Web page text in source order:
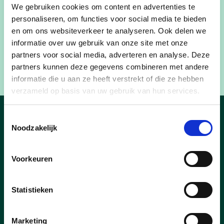
We gebruiken cookies om content en advertenties te
personaliseren, om functies voor social media te bieden
en om ons websiteverkeer te analyseren. Ook delen we
informatie over uw gebruik van onze site met onze
partners voor social media, adverteren en analyse. Deze
partners kunnen deze gegevens combineren met andere
informatie die u aan ze heeft verstrekt of die ze hebben
verzameld op basis van uw gebruik van hun services.
Noodzakelijk
Voorkeuren
Statistieken
Marketing
zouden alle lichten weer de ganse nacht blijven
branden. Daarnaast vraagt de stad aan Fluvius
om de huidige straatverlichting zo snel mogelijk
om te schakelen naar energiezuinige en dus
milieuvriendelijke ledverlichting.
Nieuws
Buren vieren samen met de
03/03/25